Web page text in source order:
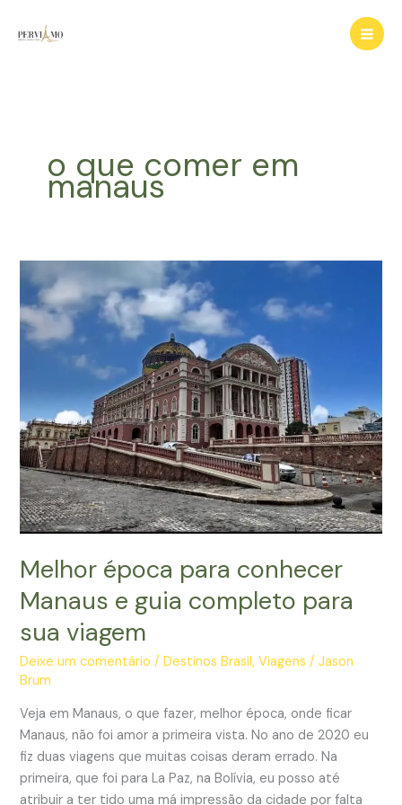
para
o que comer em
manaus
Melhor época para conhecer
Manaus e guia completo para
sua viagem
Deixe um comentário /Destinos Brasil,Viagens /Jason
Brum
Veja em Manaus, o que fazer, melhor época, onde ficar
Manaus, não foi amor a primeira vista. No ano de 2020 eu
fiz duas viagens que muitas coisas deram errado. Na
primeira, que foi para La Paz, na Bolívia, eu posso até
atribuir a ter tido uma má impressão da cidade por falta